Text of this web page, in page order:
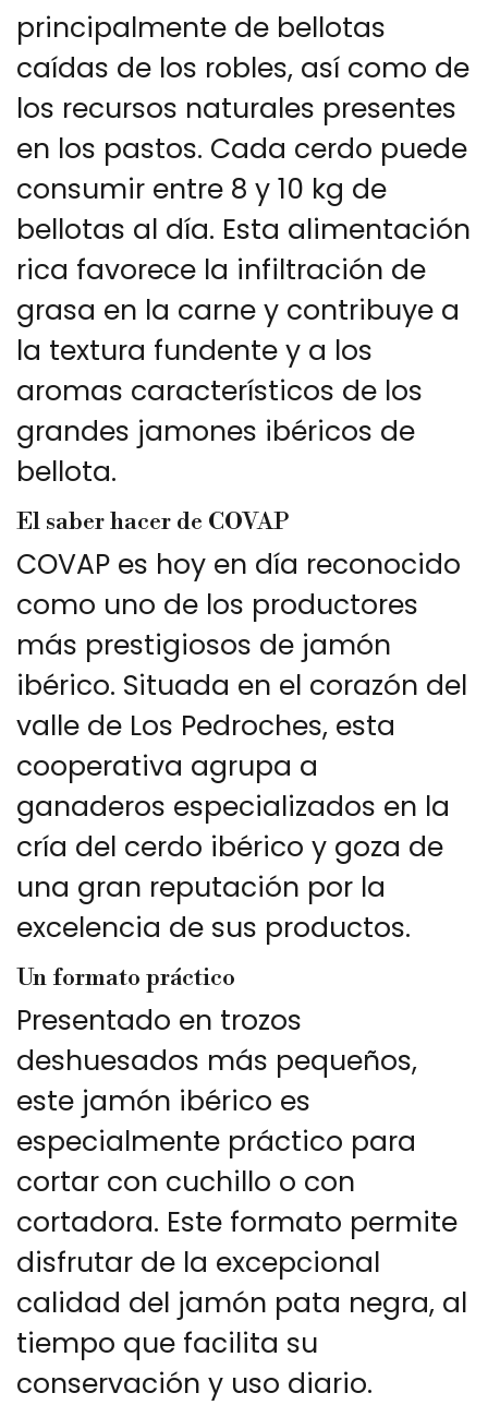
principalmente de bellotas
caídas de los robles, así como de
los recursos naturales presentes
en los pastos. Cada cerdo puede
consumir entre 8 y 10 kg de
bellotas al día. Esta alimentación
rica favorece la infiltración de
grasa en la carne y contribuye a
la textura fundente y a los
aromas característicos de los
grandes jamones ibéricos de
bellota.
El saber hacer de COVAP
COVAP es hoy en día reconocido
como uno de los productores
más prestigiosos de jamón
ibérico. Situada en el corazón del
valle de Los Pedroches, esta
cooperativa agrupa a
ganaderos especializados en la
cría del cerdo ibérico y goza de
una gran reputación por la
excelencia de sus productos.
Un formato práctico
Presentado en trozos
deshuesados más pequeños,
este jamón ibérico es
especialmente práctico para
cortar con cuchillo o con
cortadora. Este formato permite
disfrutar de la excepcional
calidad del jamón pata negra, al
tiempo que facilita su
conservación y uso diario.